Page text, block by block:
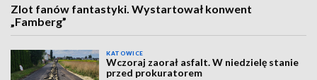
Zlot fanów fantastyki. Wystartował konwent
„Famberg”
KATOWICE
Wczoraj zaorał asfalt. W niedzielę stanie
przed prokuratorem